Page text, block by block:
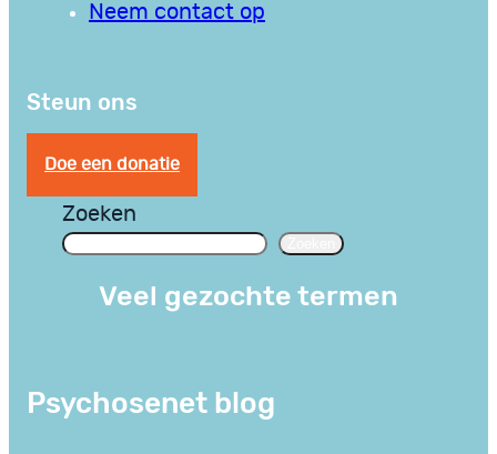
Neem contact op
Steun ons
Doe een donatie
Zoeken
Veel gezochte termen
Psychosenet blog